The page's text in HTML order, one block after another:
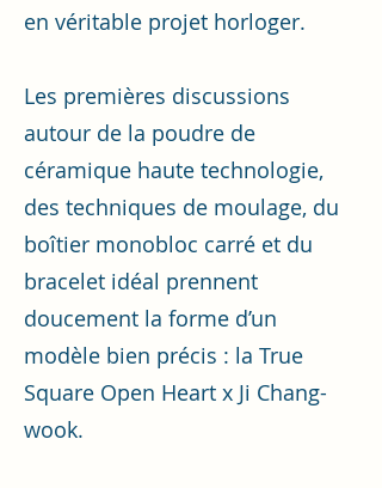
en véritable projet horloger.
Les premières discussions
autour de la poudre de
céramique haute technologie,
des techniques de moulage, du
boîtier monobloc carré et du
bracelet idéal prennent
doucement la forme d’un
modèle bien précis : la True
Square Open Heart x Ji Chang-
wook.